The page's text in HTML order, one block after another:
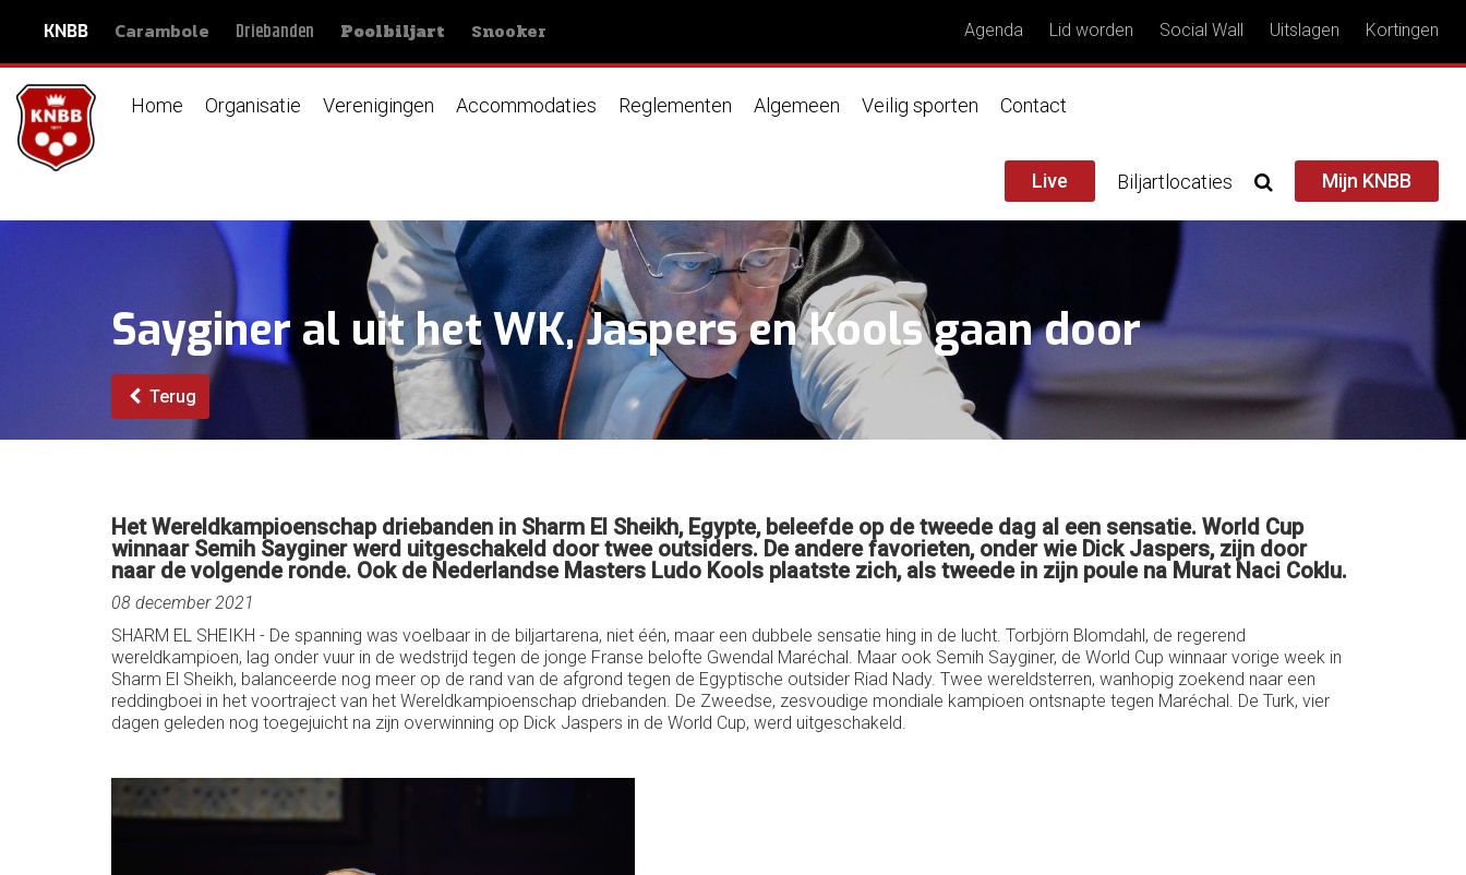
KNBB Carambole Driebanden Poolbiljart Snooker Agenda Lid worden Social Wall Uitslagen Kortingen
Home Organisatie Verenigingen Accommodaties Reglementen Algemeen Veilig sporten Contact
Live Biljartlocaties Mijn KNBB
Sayginer al uit het WK, Jaspers en Kools gaan door
Terug
Het Wereldkampioenschap driebanden in Sharm El Sheikh, Egypte, beleefde op de tweede dag al een sensatie. World Cup
winnaar Semih Sayginer werd uitgeschakeld door twee outsiders. De andere favorieten, onder wie Dick Jaspers, zijn door
naar de volgende ronde. Ook de Nederlandse Masters Ludo Kools plaatste zich, als tweede in zijn poule na Murat Naci Coklu.
08 december 2021
SHARM EL SHEIKH - De spanning was voelbaar in de biljartarena, niet één, maar een dubbele sensatie hing in de lucht. Torbjörn Blomdahl, de regerend
wereldkampioen, lag onder vuur in de wedstrijd tegen de jonge Franse belofte Gwendal Maréchal. Maar ook Semih Sayginer, de World Cup winnaar vorige week in
Sharm El Sheikh, balanceerde nog meer op de rand van de afgrond tegen de Egyptische outsider Riad Nady. Twee wereldsterren, wanhopig zoekend naar een
reddingboei in het voortraject van het Wereldkampioenschap driebanden. De Zweedse, zesvoudige mondiale kampioen ontsnapte tegen Maréchal. De Turk, vier
dagen geleden nog toegejuicht na zijn overwinning op Dick Jaspers in de World Cup, werd uitgeschakeld.